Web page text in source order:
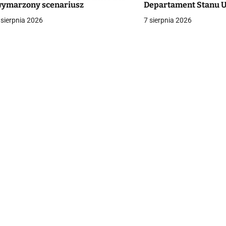
scenariusz
2026
Departament Stanu
dolarów za pomoc
7 sierpnia 2026